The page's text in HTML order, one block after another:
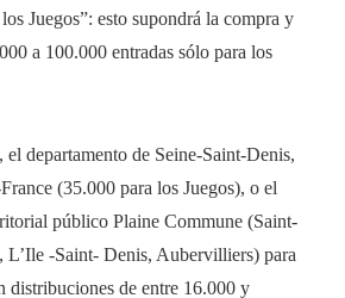
Juegos”: esto supondrá la compra y
a 100.000 entradas sólo para los
el departamento de Seine-Saint-Denis,
(35.000 para los Juegos), o el
público Plaine Commune (Saint-
L’Ile -Saint- Denis, Aubervilliers) para
distribuciones de entre 16.000 y